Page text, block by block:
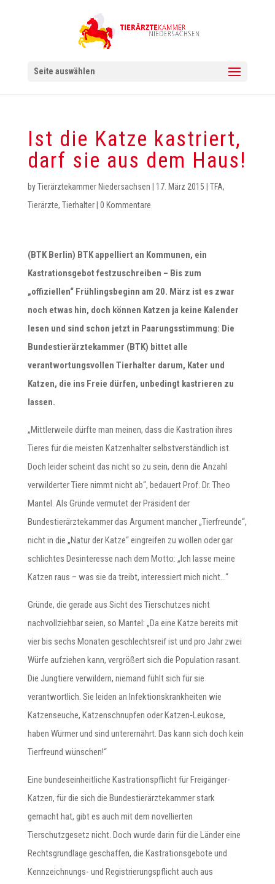
Seite auswählen
Ist die Katze kastriert,
darf sie aus dem Haus!
byTierärztekammer Niedersachsen 17. März 2015 TFA,
Tierärzte, Tierhalter| 0 Kommentare
(BTK Berlin) BTK appelliert an Kommunen, ein
Kastrationsgebot festzuschreiben – Bis zum
„offiziellen“ Frühlingsbeginn am 20. März ist es zwar
noch etwas hin, doch können Katzen ja keine Kalender
lesen und sind schon jetzt in Paarungsstimmung: Die
Bundestierärztekammer (BTK) bittet alle
verantwortungsvollen Tierhalter darum, Kater und
Katzen, die ins Freie dürfen, unbedingt kastrieren zu
lassen.
„Mittlerweile dürfte man meinen, dass die Kastration ihres
Tieres für die meisten Katzenhalter selbstverständlich ist.
Doch leider scheint das nicht so zu sein, denn die Anzahl
verwilderter Tiere nimmt nicht ab“, bedauert Prof. Dr. Theo
Mantel. Als Gründe vermutet der Präsident der
Bundestierärztekammer das Argument mancher „Tierfreunde“,
nicht in die „Natur der Katze“ eingreifen zu wollen oder gar
schlichtes Desinteresse nach dem Motto: „Ich lasse meine
Katzen raus – was sie da treibt, interessiert mich nicht…“
Gründe, die gerade aus Sicht des Tierschutzes nicht
nachvollziehbar seien, so Mantel: „Da eine Katze bereits mit
vier bis sechs Monaten geschlechtsreif ist und pro Jahr zwei
Würfe aufziehen kann, vergrößert sich die Population rasant.
Die Jungtiere verwildern, niemand fühlt sich für sie
verantwortlich. Sie leiden an Infektionskrankheiten wie
Katzenseuche, Katzenschnupfen oder Katzen-Leukose,
haben Würmer und sind unterernährt. Das kann sich doch kein
Tierfreund wünschen!“
Eine bundeseinheitliche Kastrationspflicht für Freigänger-
Katzen, für die sich die Bundestierärztekammer stark
gemacht hat, gibt es auch mit dem novellierten
Tierschutzgesetz nicht. Doch wurde darin für die Länder eine
Rechtsgrundlage geschaffen, die Kastrationsgebote und
Kennzeichnungs- und Registrierungspflicht auch aus